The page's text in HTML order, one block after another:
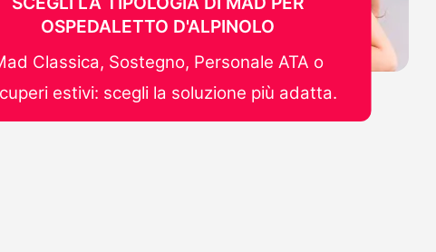
OSPEDALETTO D'ALPINOLO
Classica, Sostegno, Personale ATA o
estivi: scegli la soluzione più adatta.